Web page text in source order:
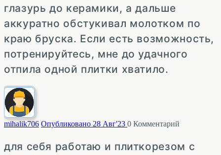
глазурь до керамики, а дальше
аккуратно обстукивал молотком по
краю бруска. Если есть возможность,
потренируйтесь, мне до удачного
отпила одной плитки хватило.
mihalik706 Опубликовано 28 Авг'23 0 Комментарий
для себя работаю и плиткорезом с